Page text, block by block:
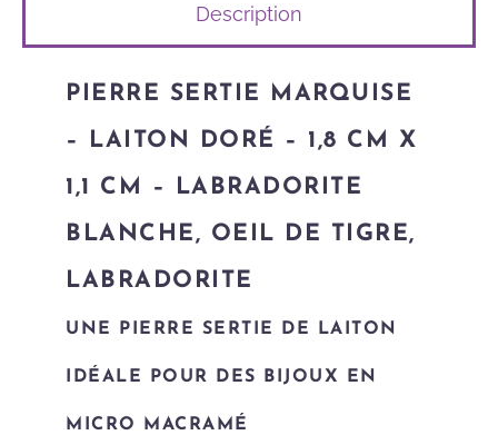
Description
PIERRE SERTIE MARQUISE
– LAITON DORÉ – 1,8 CM X
1,1 CM – LABRADORITE
BLANCHE, OEIL DE TIGRE,
LABRADORITE
UNE PIERRE SERTIE DE LAITON
IDÉALE POUR DES BIJOUX EN
MICRO MACRAMÉ